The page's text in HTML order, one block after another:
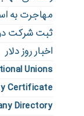
مهاجرت به
ثبت شرکت
اخبار روز دلار
Unions
Certificate
Directory